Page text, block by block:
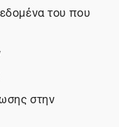
του που
στην